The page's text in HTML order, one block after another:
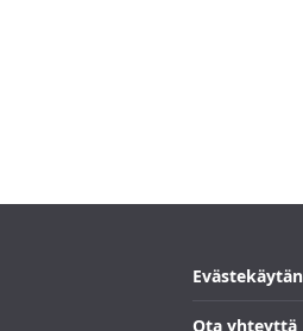
Ota yhteyttä